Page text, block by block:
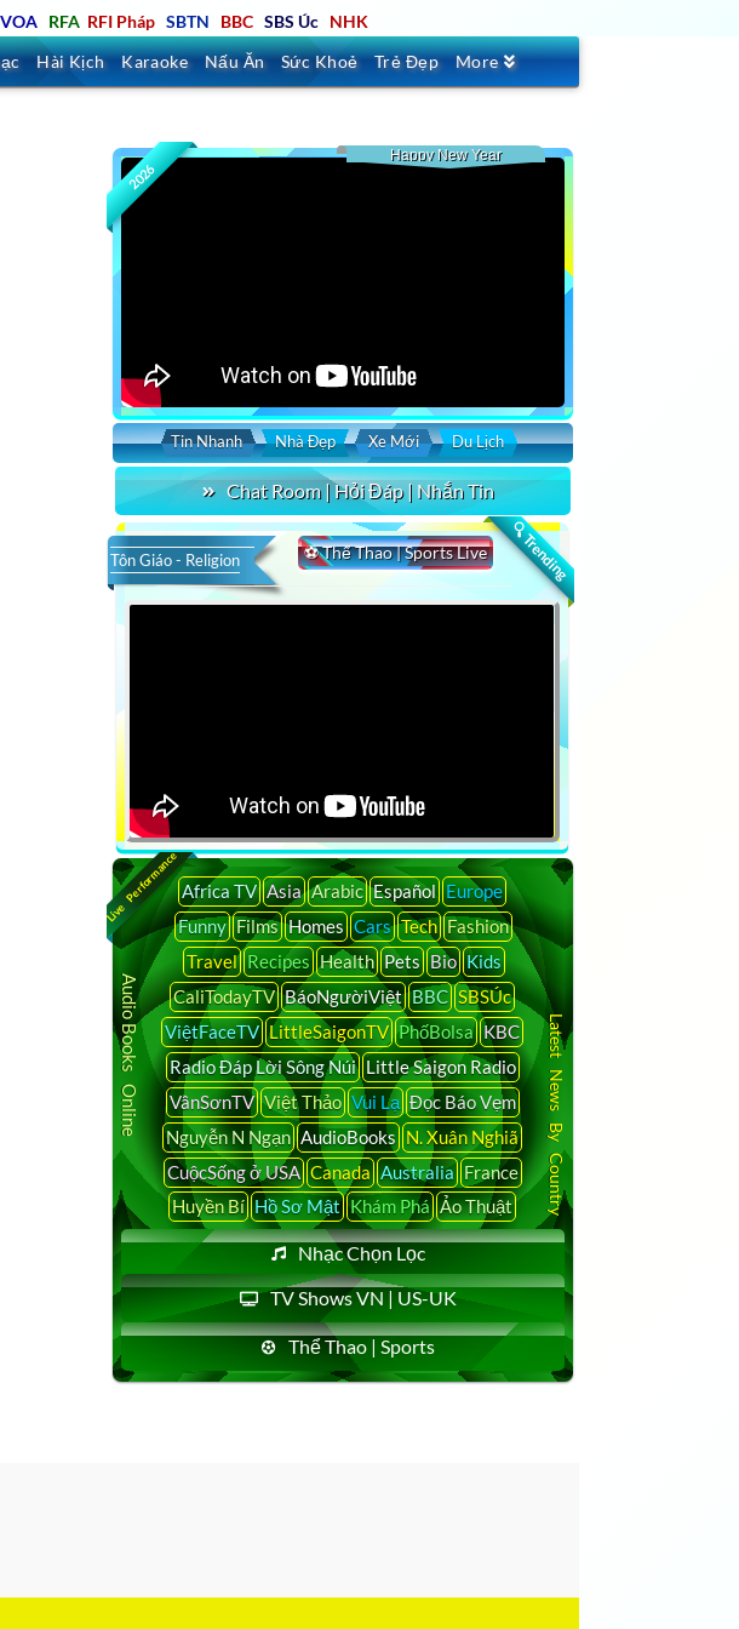
VOA RFA RFI Pháp SBTN BBC SBS Úc NHK
Hài Kịch Karaoke Nấu Ăn Sức Khoẻ Trẻ Đẹp More
2026
Happy New Year
Tin Nhanh Nhà Đẹp Xe Mới Du Lịch
Chat Room | Hỏi Đáp | Nhắn Tin
🔍 Trending
⚽ Thể Thao | Sports Live
Tôn Giáo - Religion
Live PerformanceAfrica TV Asia Arabic Español Europe
Funny Films Homes Cars Tech Fashion
Travel Recipes Health Pets Bio Kids
CaliTodayTV BáoNgườiViệt BBC SBSÚc
ViệtFaceTV LittleSaigonTV PhốBolsa KBC
Radio Đáp Lời Sông Núi Little Saigon Radio
VânSơnTV Việt Thảo Vui Lạ Đọc Báo Vẹm
Nguyễn N Ngạn AudioBooks N. Xuân Nghiã
CuộcSống ở USA Canada Australia France
Huyền Bí Hồ Sơ Mật Khám Phá Ảo Thuật
Nhạc Chọn Lọc
TV Shows VN | US-UK
Thể Thao | Sports
Audio Books Online Latest News By Country